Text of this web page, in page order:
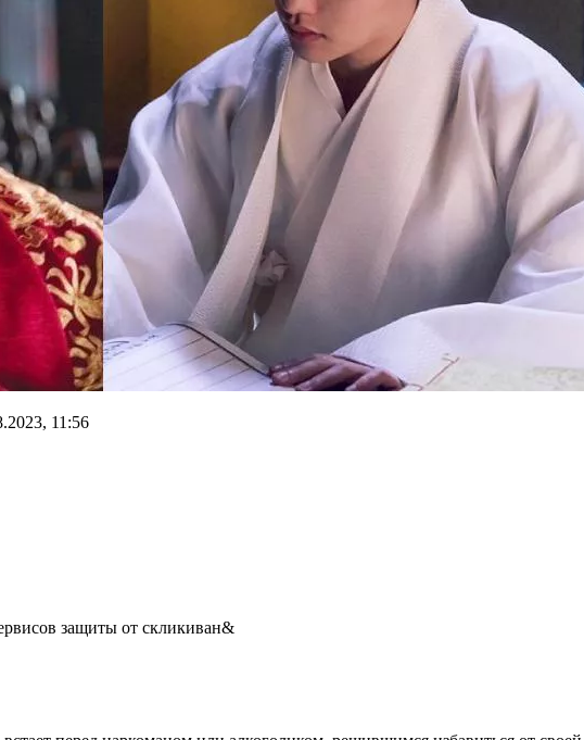
11:56
защиты от скликиван&